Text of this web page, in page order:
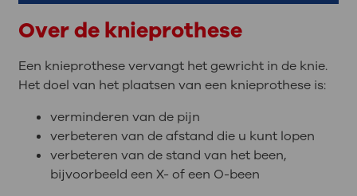
Over de knieprothese
Een knieprothese vervangt het gewricht in de knie.
Het doel van het plaatsen van een knieprothese is:
verminderen van de pijn
verbeteren van de afstand die u kunt lopen
verbeteren van de stand van het been,
bijvoorbeeld een X- of een O-been